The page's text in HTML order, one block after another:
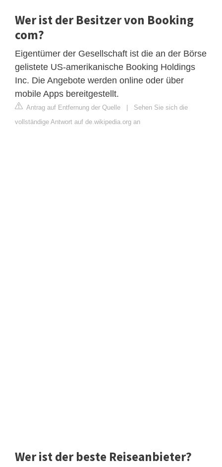
Wer ist der Besitzer von Booking
com?
Eigentümer der Gesellschaft ist die an der Börse
gelistete US-amerikanische Booking Holdings
Inc. Die Angebote werden online oder über
mobile Apps bereitgestellt.
Antrag auf Entfernung der Quelle | Sehen Sie sich die
vollständige Antwort auf de.wikipedia.org an
Wer ist der beste Reiseanbieter?